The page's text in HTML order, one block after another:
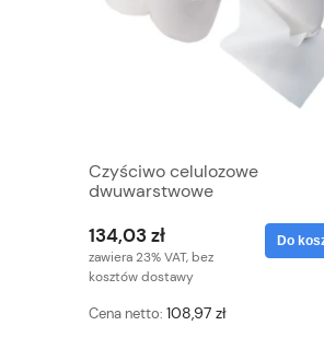
Czyściwo celulozowe
dwuwarstwowe
134,03 zł
zawiera 23% VAT, bez
kosztów dostawy
Cena netto: 108,97 zł
Do